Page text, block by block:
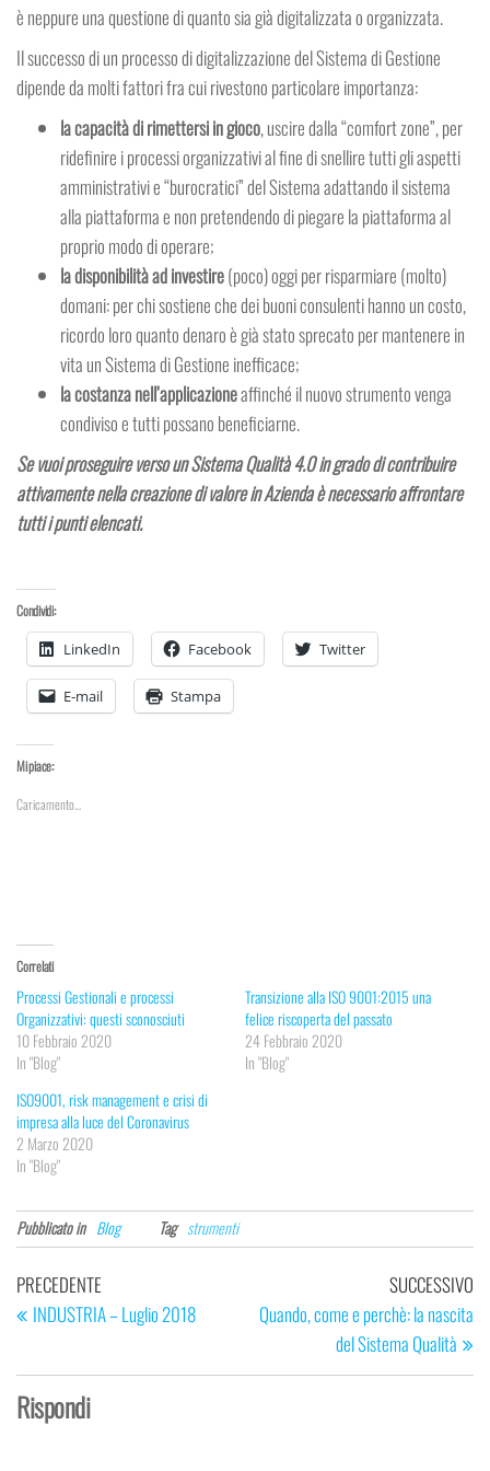
è neppure una questione di quanto sia già digitalizzata o organizzata.
Il successo di un processo di digitalizzazione del Sistema di Gestione
dipende da molti fattori fra cui rivestono particolare importanza:
la capacità di rimettersi in gioco, uscire dalla “comfort zone”, per
ridefinire i processi organizzativi al fine di snellire tutti gli aspetti
amministrativi e “burocratici” del Sistema adattando il sistema
alla piattaforma e non pretendendo di piegare la piattaforma al
proprio modo di operare;
la disponibilità ad investire(poco) oggi per risparmiare (molto)
domani: per chi sostiene che dei buoni consulenti hanno un costo,
ricordo loro quanto denaro è già stato sprecato per mantenere in
vita un Sistema di Gestione inefficace;
la costanza nell’applicazioneaffinché il nuovo strumento venga
condiviso e tutti possano beneficiarne.
Se vuoi proseguire verso un Sistema Qualità 4.0 in grado di contribuire
attivamente nella creazione di valore in Azienda è necessario affrontare
tutti i punti elencati.
Condividi:
LinkedIn Facebook Twitter
E-mail Stampa
Mi piace:
Caricamento...
Correlati
Processi Gestionali e processi
Organizzativi: questi sconosciuti
10 Febbraio 2020
In "Blog"
Transizione alla ISO 9001:2015 una
felice riscoperta del passato
24 Febbraio 2020
In "Blog"
ISO9001, risk management e crisi di
impresa alla luce del Coronavirus
2 Marzo 2020
In "Blog"
Pubblicato in Blog Tag strumenti
Navigazione
articoli
Articolo
precedente
PRECEDENTE
INDUSTRIA – Luglio 2018
SUCCESSIVO
Quando, come e perchè: la nascita
del Sistema Qualità
Rispondi